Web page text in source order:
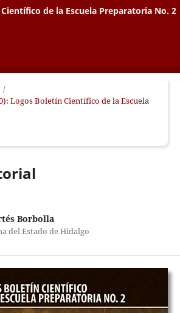
de la Escuela Preparatoria No. 2
/
Logos Boletín Científico de la Escuela
Borbolla
del Estado de Hidalgo